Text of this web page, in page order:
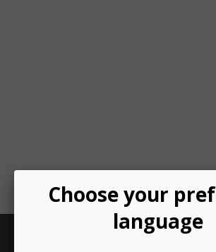
INFORMATION